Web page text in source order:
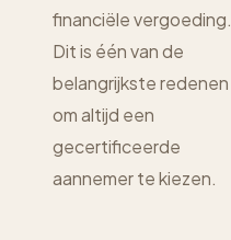
financiële vergoeding.
Dit is één van de
belangrijkste redenen
om altijd een
gecertificeerde
aannemer te kiezen.